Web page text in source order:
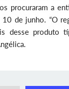
procuraram a
de junho. “O
desse produto